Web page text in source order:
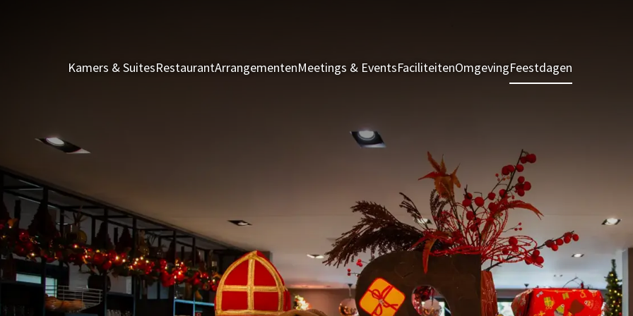
Kamers & SuitesRestaurantArrangementenMeetings & EventsFaciliteitenOmgevingFeestdagen